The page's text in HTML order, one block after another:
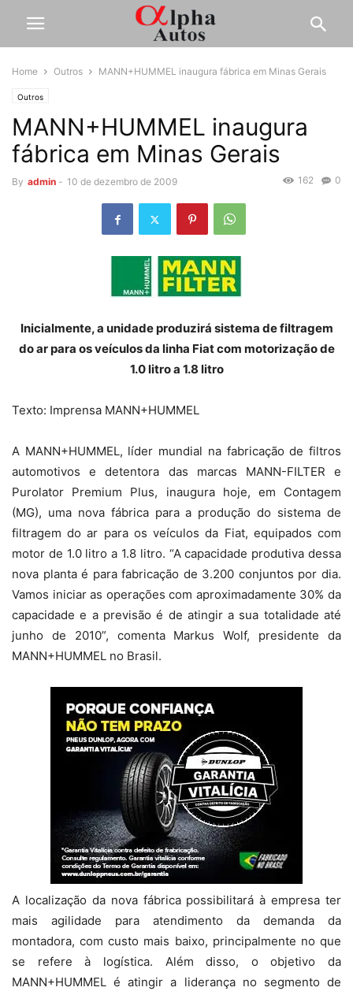
Home Outros MANN+HUMMEL inaugura fábrica em Minas Gerais
Outros
MANN+HUMMEL inaugura
fábrica em Minas Gerais
By admin - 10 de dezembro de 2009 0
162
Inicialmente, a unidade produzirá sistema de filtragem
do ar para os veículos da linha Fiat com motorização de
1.0 litro a 1.8 litro
Texto: Imprensa MANN+HUMMEL
A MANN+HUMMEL, líder mundial na fabricação de filtros
automotivos e detentora das marcas MANN-FILTER e
Purolator Premium Plus, inaugura hoje, em Contagem
(MG), uma nova fábrica para a produção do sistema de
filtragem do ar para os veículos da Fiat, equipados com
motor de 1.0 litro a 1.8 litro. “A capacidade produtiva dessa
nova planta é para fabricação de 3.200 conjuntos por dia.
Vamos iniciar as operações com aproximadamente 30% da
capacidade e a previsão é de atingir a sua totalidade até
junho de 2010”, comenta Markus Wolf, presidente da
MANN+HUMMEL no Brasil.
A localização da nova fábrica possibilitará à empresa ter
mais agilidade para atendimento da demanda da
montadora, com custo mais baixo, principalmente no que
se refere à logística. Além disso, o objetivo da
MANN+HUMMEL é atingir a liderança no segmento de